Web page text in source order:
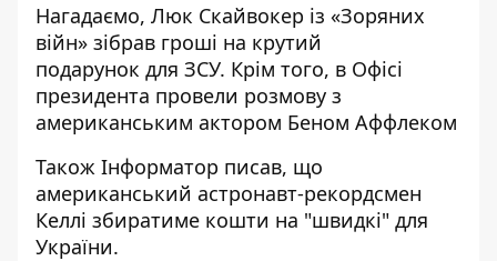
Нагадаємо, Люк Скайвокер із «Зоряних
війн» зібрав гроші на крутий
подарунок для ЗСУ. Крім того, в Офісі
президента провели розмову з
американським актором Беном Аффлеком
Також Інформатор писав, що
американський астронавт-рекордсмен
Келлі збиратиме кошти на "швидкі" для
України.